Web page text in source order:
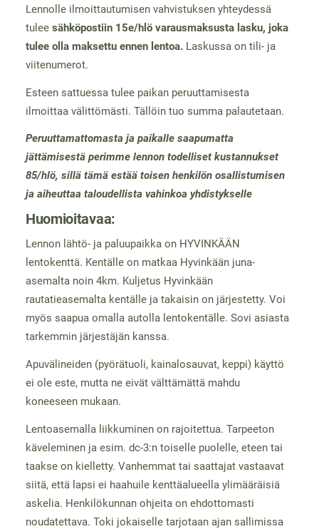
Lennolle ilmoittautumisen vahvistuksen yhteydessä
tulee sähköpostiin 15e/hlö varausmaksusta lasku, joka
tulee olla maksettu ennen lentoa.Laskussa on tili- ja
viitenumerot.
Esteen sattuessa tulee paikan peruuttamisesta
ilmoittaa välittömästi. Tällöin tuo summa palautetaan.
Peruuttamattomasta ja paikalle saapumatta
jättämisestä perimme lennon todelliset kustannukset
85/hlö, sillä tämä estää toisen henkilön osallistumisen
ja aiheuttaa taloudellista vahinkoa yhdistykselle
Huomioitavaa:
Lennon lähtö- ja paluupaikka on HYVINKÄÄN
lentokenttä. Kentälle on matkaa Hyvinkään juna-
asemalta noin 4km. Kuljetus Hyvinkään
rautatieasemalta kentälle ja takaisin on järjestetty. Voi
myös saapua omalla autolla lentokentälle. Sovi asiasta
tarkemmin järjestäjän kanssa.
Apuvälineiden (pyörätuoli, kainalosauvat, keppi) käyttö
ei ole este, mutta ne eivät välttämättä mahdu
koneeseen mukaan.
Lentoasemalla liikkuminen on rajoitettua. Tarpeeton
käveleminen ja esim. dc-3:n toiselle puolelle, eteen tai
taakse on kielletty. Vanhemmat tai saattajat vastaavat
siitä, että lapsi ei haahuile kenttäalueella ylimääräisiä
askelia. Henkilökunnan ohjeita on ehdottomasti
noudatettava. Toki jokaiselle tarjotaan ajan sallimissa